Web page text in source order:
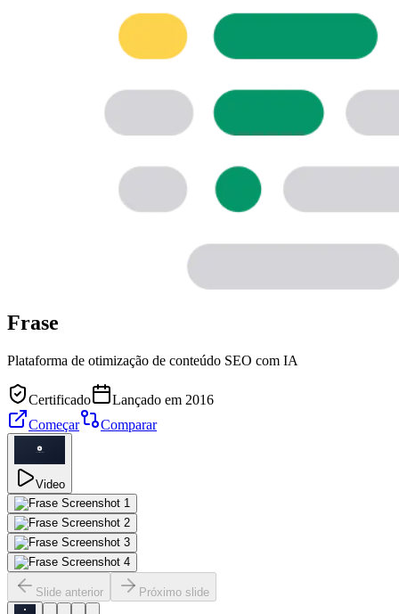
Frase
Plataforma de otimização de conteúdo SEO com IA
Certificado
Lançado em 2016
Começar
Comparar
Video
Slide anterior Próximo slide